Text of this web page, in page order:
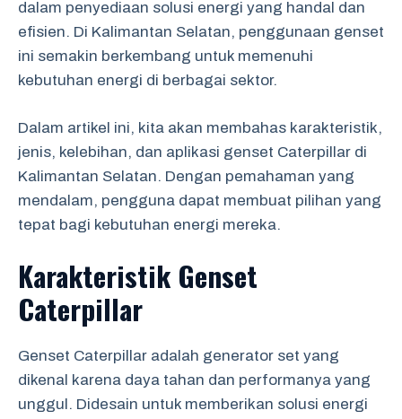
dalam penyediaan solusi energi yang handal dan
efisien. Di Kalimantan Selatan, penggunaan genset
ini semakin berkembang untuk memenuhi
kebutuhan energi di berbagai sektor.
Dalam artikel ini, kita akan membahas karakteristik,
jenis, kelebihan, dan aplikasi genset Caterpillar di
Kalimantan Selatan. Dengan pemahaman yang
mendalam, pengguna dapat membuat pilihan yang
tepat bagi kebutuhan energi mereka.
Karakteristik Genset
Caterpillar
Genset Caterpillar adalah generator set yang
dikenal karena daya tahan dan performanya yang
unggul. Didesain untuk memberikan solusi energi